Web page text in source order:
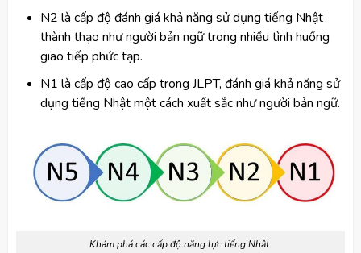
N2 là cấp độ đánh giá khả năng sử dụng tiếng Nhật
thành thạo như người bản ngữ trong nhiều tình huống
giao tiếp phức tạp.
N1 là cấp độ cao cấp trong JLPT, đánh giá khả năng sử
dụng tiếng Nhật một cách xuất sắc như người bản ngữ.
Khám phá các cấp độ năng lực tiếng Nhật